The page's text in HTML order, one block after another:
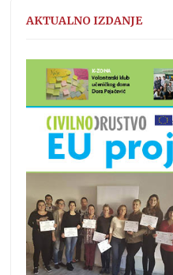
AKTUALNO IZDANJE